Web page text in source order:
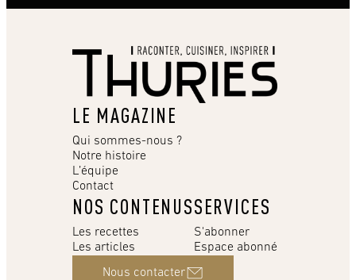
LE MAGAZINE
Qui sommes-nous ?
Notre histoire
L’équipe
Contact
NOS CONTENUS
Les recettes
Les articles
SERVICES
S'abonner
Espace abonné
Nous contacter